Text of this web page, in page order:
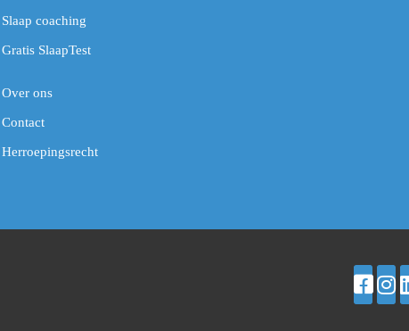
Slaap coaching
Gratis SlaapTest
Over ons
Contact
Herroepingsrecht